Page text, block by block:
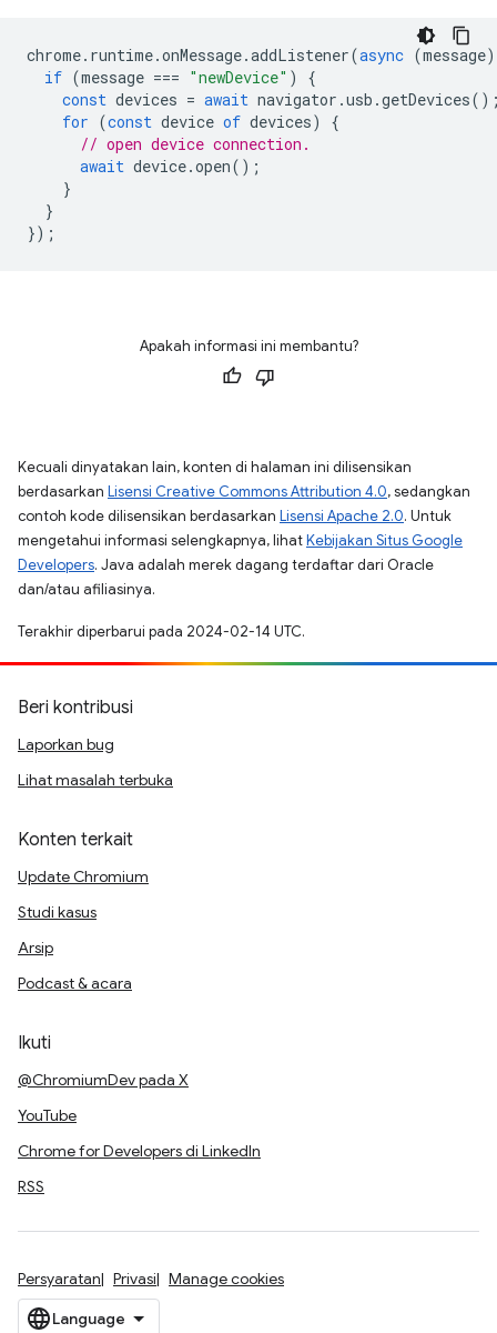
chrome. runtime.onMessage.addListener(async (message)
if (message === "newDevice" )
{
const devices = await navigator .usb .getDevices
for (const device of devices)
{
// open device connection.
await device.open();
}
}
});
Apakah informasi ini membantu?
Kecuali dinyatakan lain, konten di halaman ini dilisensikan
berdasarkan Lisensi Creative Commons Attribution 4.0, sedangkan
contoh kode dilisensikan berdasarkan Lisensi Apache 2.0. Untuk
mengetahui informasi selengkapnya, lihatKebijakan Situs Google
Developers. Java adalah merek dagang terdaftar dari Oracle
dan/atau afiliasinya.
Terakhir diperbarui pada 2024-02-14 UTC.
Beri kontribusi
Laporkan bug
Lihat masalah terbuka
Konten terkait
Update Chromium
Studi kasus
Arsip
Podcast & acara
Ikuti
@ChromiumDev pada X
YouTube
Chrome for Developers di LinkedIn
RSS
Persyaratan Privasi Manage cookies